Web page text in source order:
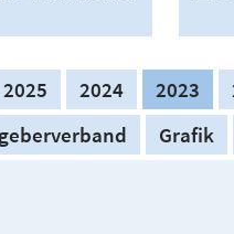
2025 2024 2023
Grafik